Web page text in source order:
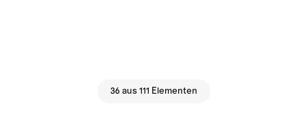
36 aus 111 Elementen